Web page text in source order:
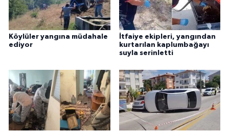
Köylüler yangına müdahale
ediyor
İtfaiye ekipleri, yangından
kurtarılan kaplumbağayı
suyla serinletti